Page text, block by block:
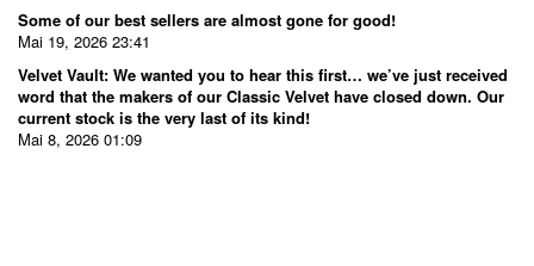
Some of our best sellers are almost gone for good!
Mai 19, 2026 23:41
Velvet Vault: We wanted you to hear this first… we’ve just received
word that the makers of our Classic Velvet have closed down. Our
current stock is the very last of its kind!
Mai 8, 2026 01:09